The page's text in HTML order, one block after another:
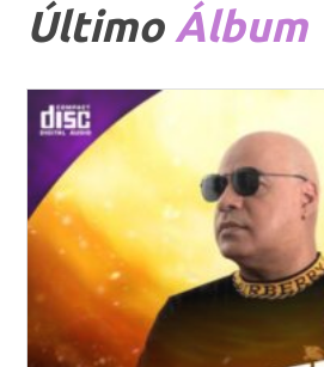
Último Álbum